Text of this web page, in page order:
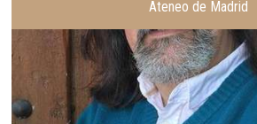
Ateneo de Madrid